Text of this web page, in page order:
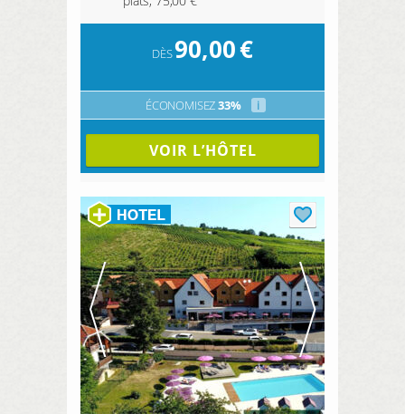
DÈS90,00€
ÉCONOMISEZ33% i
VOIR L’HÔTEL